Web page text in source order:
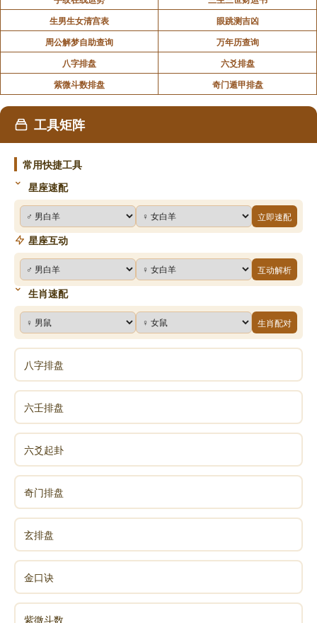
生男生女清宫表
眼跳测吉凶
周公解梦自助查询
万年历查询
八字排盘
六爻排盘
紫微斗数排盘
奇门遁甲排盘
工具矩阵
常用快捷工具
星座速配
立即速配
星座互动
互动解析
生肖速配
生肖配对
八字排盘
六壬排盘
六爻起卦
奇门排盘
玄排盘
金口诀
紫微斗数